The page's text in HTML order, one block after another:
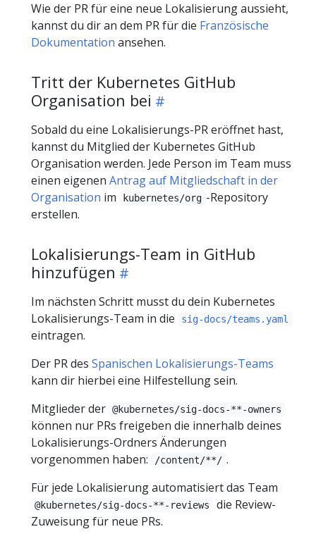
Wie der PR für eine neue Lokalisierung aussieht,
kannst du dir an dem PR für die Französische
Dokumentation ansehen.
Tritt der Kubernetes GitHub
Organisation bei
Sobald du eine Lokalisierungs-PR eröffnet hast,
kannst du Mitglied der Kubernetes GitHub
Organisation werden. Jede Person im Team muss
einen eigenen Antrag auf Mitgliedschaft in der
Organisation im kubernetes/org -Repository
erstellen.
Lokalisierungs-Team in GitHub
hinzufügen
Im nächsten Schritt musst du dein Kubernetes
Lokalisierungs-Team in die
sig-docs/teams.yaml
eintragen.
Der PR des Spanischen Lokalisierungs-Teams
kann dir hierbei eine Hilfestellung sein.
Mitglieder der @kubernetes/sig-docs-**-owners
können nur PRs freigeben die innerhalb deines
Lokalisierungs-Ordners Änderungen
vorgenommen haben:
/content/**/ .
Für jede Lokalisierung automatisiert das Team
@kubernetes/sig-docs-**-reviews
die Review-
Zuweisung für neue PRs.